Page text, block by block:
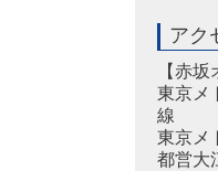
アク
【赤坂
東京メ
線
東京メ
都営大